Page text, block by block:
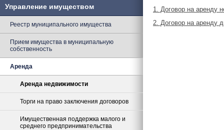
Управление имуществом
Реестр муниципального имущества
Прием имущества в муниципальную
собственность
Аренда
Аренда недвижимости
Торги на право заключения договоров
Имущественная поддержка малого и
среднего предпринимательства
1. Договор на аренду
2. Договор на аренду